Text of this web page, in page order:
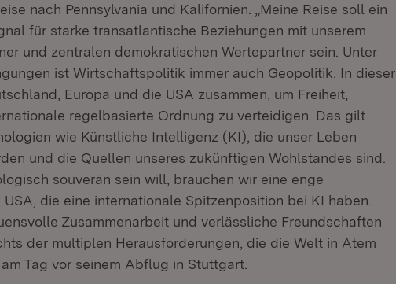
nach Pennsylvania und Kalifornien. „Meine Reise soll ein
für starke transatlantische Beziehungen mit unserem
und zentralen demokratischen Wertepartner sein. Unter
ist Wirtschaftspolitik immer auch Geopolitik. In dieser
Europa und die USA zusammen, um Freiheit,
regelbasierte Ordnung zu verteidigen. Das gilt
wie Künstliche Intelligenz (KI), die unser Leben
und die Quellen unseres zukünftigen Wohlstandes sind.
souverän sein will, brauchen wir eine enge
die eine internationale Spitzenposition bei KI haben.
Zusammenarbeit und verlässliche Freundschaften
der multiplen Herausforderungen, die die Welt in Atem
Tag vor seinem Abflug in Stuttgart.